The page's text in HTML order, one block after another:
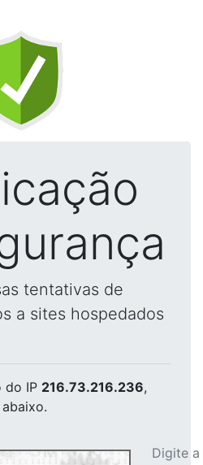
tentativas de
a sites hospedados
do IP 216.73.216.236,
Digite